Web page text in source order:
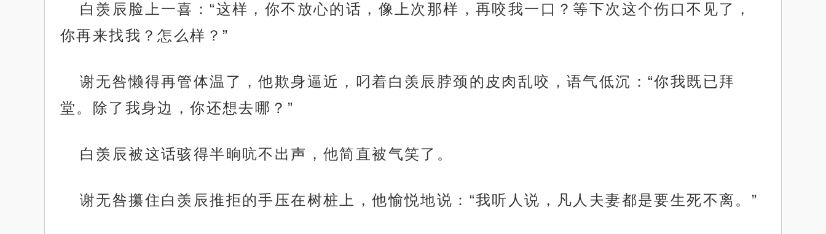
白羡辰脸上一喜：“这样，你不放心的话，像上次那样，再咬我一口？等下次这个伤口不见了，
你再来找我？怎么样？”
谢无咎懒得再管体温了，他欺身逼近，叼着白羡辰脖颈的皮肉乱咬，语气低沉：“你我既已拜
堂。除了我身边，你还想去哪？”
白羡辰被这话骇得半晌吭不出声，他简直被气笑了。
谢无咎攥住白羡辰推拒的手压在树桩上，他愉悦地说：“我听人说，凡人夫妻都是要生死不离。”